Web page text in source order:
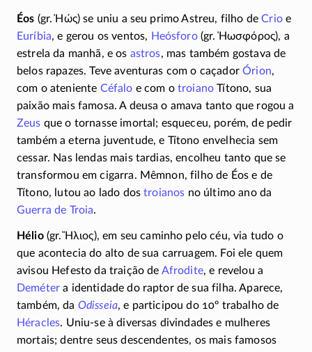
Éos (gr.Ἠώς) se uniu a seu primo Astreu, filho deCrioe
Euríbia, e gerou os ventos, Heósforo(gr.Ἡωσφόρος), a
estrela da manhã, e os astros, mas também gostava de
belos rapazes. Teve aventuras com o caçadorÓrion,
com o ateniente Céfalo e com o troiano Títono, sua
paixão mais famosa. A deusa o amava tanto que rogou a
Zeus que o tornasse imortal; esqueceu, porém, de pedir
também a eterna juventude, e Títono envelhecia sem
cessar. Nas lendas mais tardias, encolheu tanto que se
transformou em cigarra. Mêmnon, filho de Éos e de
Títono, lutou ao lado dostroianos no último ano da
Guerra de Troia.
Hélio(gr.Ἥλιος), em seu caminho pelo céu, via tudo o
que acontecia do alto de sua carruagem. Foi ele quem
avisou Hefesto da traição de Afrodite, e revelou a
Deméter a identidade do raptor de sua filha. Aparece,
também, da Odisseia, e participou do 10º trabalho de
Héracles. Uniu-seà diversas divindades e mulheres
mortais; dentre seus descendentes, os mais famosos